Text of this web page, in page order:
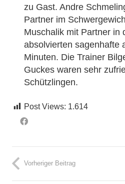
zu Gast. Andre
Partner im
Muschalik mit Partner in
absolvierten sagenhafte
Minuten. Die Trainer
Guckes waren sehr
Schützlingen.
Post Views: 1.614
Vorheriger Beitrag